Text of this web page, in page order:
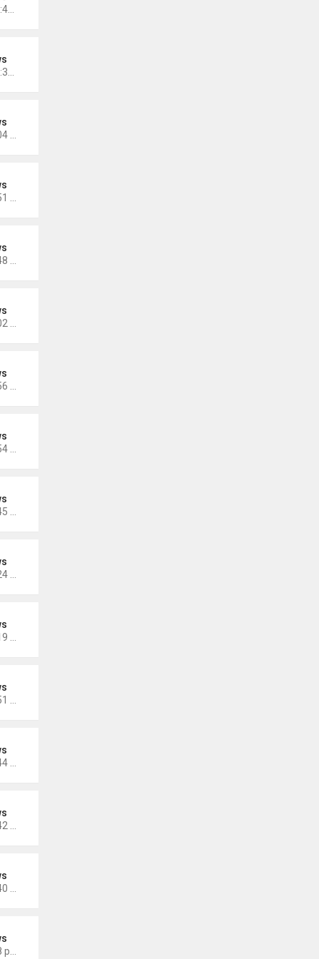
Thứ 3 Tháng 12 13, 2022 10:42 am